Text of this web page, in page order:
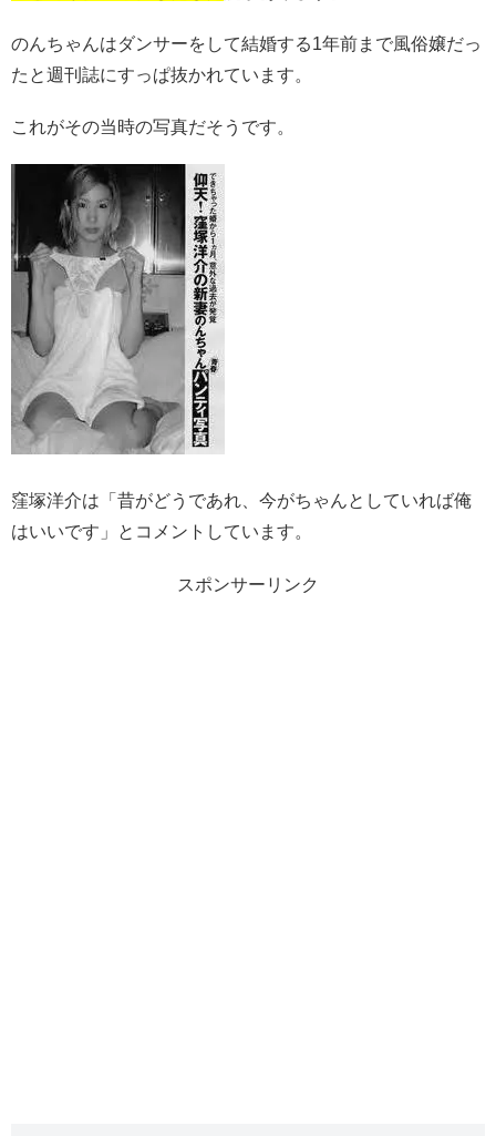
のんちゃんはダンサーをして結婚する1年前まで風俗嬢だっ
たと週刊誌にすっぱ抜かれています。
これがその当時の写真だそうです。
窪塚洋介は「昔がどうであれ、今がちゃんとしていれば俺
はいいです」とコメントしています。
スポンサーリンク